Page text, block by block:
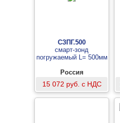
СЗПГ.500
смарт-зонд
погружаемый L= 500мм
Россия
15 072 руб. с НДС